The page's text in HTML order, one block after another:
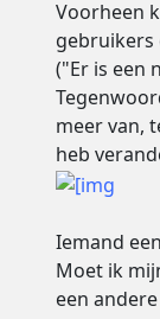
Voorheen
gebruikers
("Er is een
meer van,
heb
Iemand
Moet ik
een